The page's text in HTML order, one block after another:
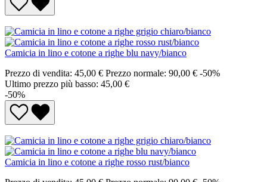
Camicia in lino e cotone a righe blu navy/bianco
Prezzo di vendita: 45,00 € Prezzo normale: 90,00 € -50%
Ultimo prezzo più basso: 45,00 €
-50%
Camicia in lino e cotone a righe rosso rust/bianco